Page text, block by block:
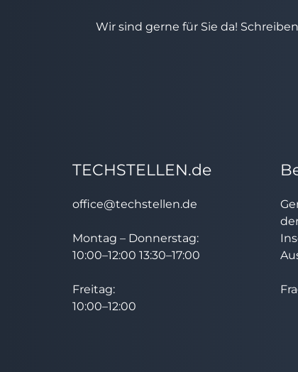
Wir sind gerne für Sie da!
TECHSTELLEN.de
office@techstellen.de
Montag – Donnerstag:
10:00–12:00 13:30–17:00
Freitag:
10:00–12:00